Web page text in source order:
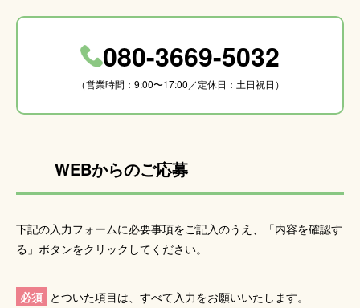
080-3669-5032
（営業時間：9:00〜17:00／定休日：土日祝日）
WEBからのご応募
下記の入力フォームに必要事項をご記入のうえ、「内容を確認す
る」ボタンをクリックしてください。
必須 とついた項目は、すべて入力をお願いいたします。